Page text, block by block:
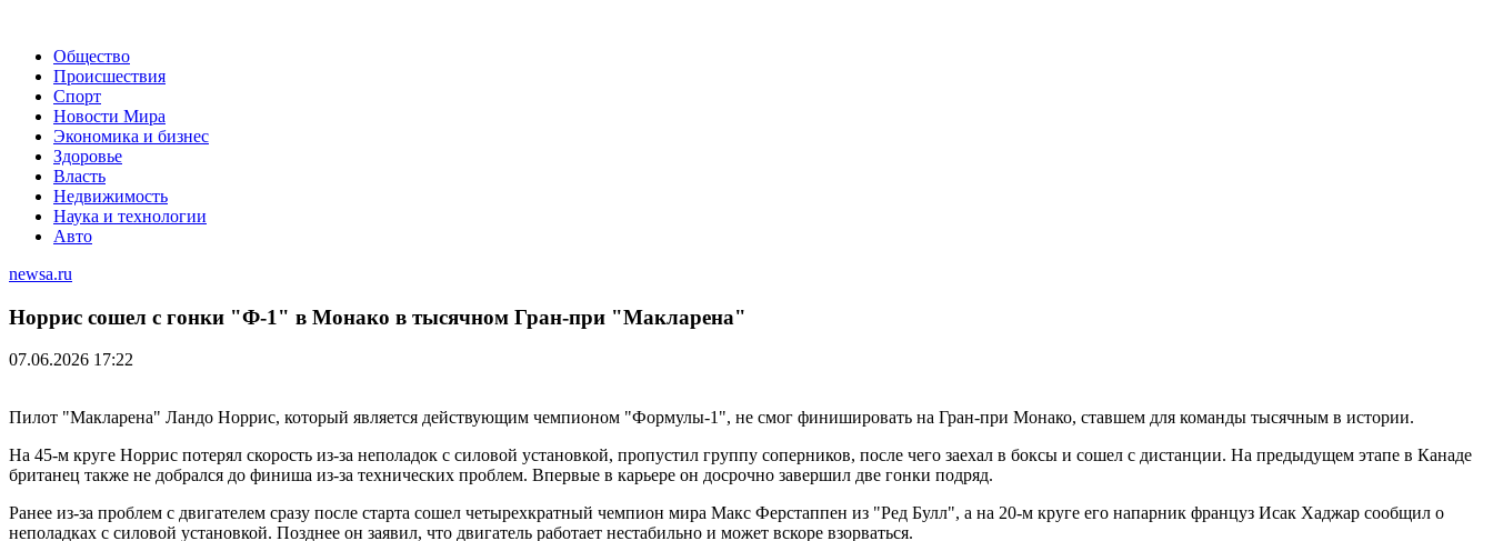
Общество
Происшествия
Спорт
Новости Мира
Экономика и бизнес
Здоровье
Власть
Недвижимость
Наука и технологии
Авто
newsa.ru
Норрис сошел с гонки "Ф-1" в Монако в тысячном Гран-при "Макларена"
07.06.2026 17:22
Пилот "Макларена" Ландо Норрис, который является действующим чемпионом "Формулы-1", не смог финишировать на Гран-при Монако, ставшем для команды тысячным в истории.
На 45-м круге Норрис потерял скорость из-за неполадок с силовой установкой, пропустил группу соперников, после чего заехал в боксы и сошел с дистанции. На предыдущем этапе в Канаде
британец также не добрался до финиша из-за технических проблем. Впервые в карьере он досрочно завершил две гонки подряд.
Ранее из-за проблем с двигателем сразу после старта сошел четырехкратный чемпион мира Макс Ферстаппен из "Ред Булл", а на 20-м круге его напарник француз Исак Хаджар сообщил о
неполадках с силовой установкой. Позднее он заявил, что двигатель работает нестабильно и может вскоре взорваться.